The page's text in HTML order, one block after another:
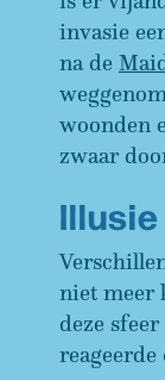
invasie
na de
woonden
zwaar
niet meer
deze